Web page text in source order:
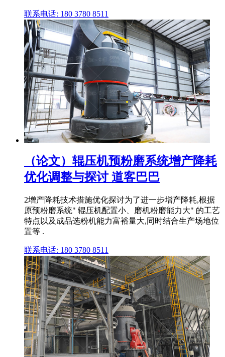
联系电话: 180 3780 8511
（论文）辊压机预粉磨系统增产降耗
优化调整与探讨 道客巴巴
2增产降耗技术措施优化探讨为了进一步增产降耗,根据
原预粉磨系统" 辊压机配置小、磨机粉磨能力大" 的工艺
特点以及成品选粉机能力富裕量大,同时结合生产场地位
置等 .
联系电话: 180 3780 8511